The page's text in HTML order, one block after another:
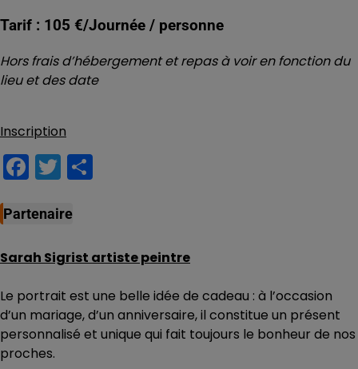
Tarif : 105 €/Journée / personne
Hors frais d’hébergement et repas à voir en fonction du
lieu et des date
Inscription
Facebook
Twitter
Partenaire
Sarah Sigrist artiste peintre
Le portrait est une belle idée de cadeau : à l’occasion
d’un mariage, d’un anniversaire, il constitue un présent
personnalisé et unique qui fait toujours le bonheur de nos
proches.